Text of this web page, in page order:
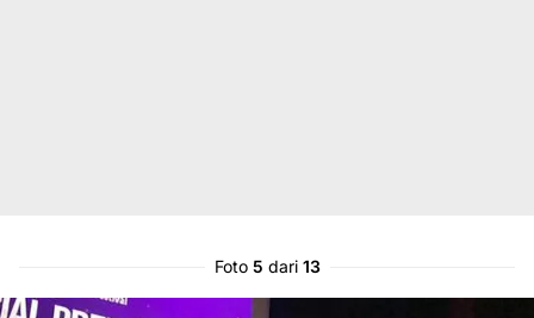
Foto 5 dari 13